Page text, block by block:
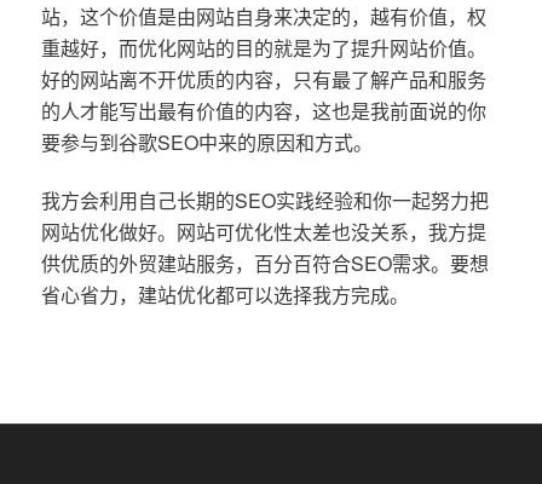
站，这个价值是由网站自身来决定的，越有价值，权
重越好，而优化网站的目的就是为了提升网站价值。
好的网站离不开优质的内容，只有最了解产品和服务
的人才能写出最有价值的内容，这也是我前面说的你
要参与到谷歌SEO中来的原因和方式。
我方会利用自己长期的SEO实践经验和你一起努力把
网站优化做好。网站可优化性太差也没关系，我方提
供优质的外贸建站服务，百分百符合SEO需求。要想
省心省力，建站优化都可以选择我方完成。